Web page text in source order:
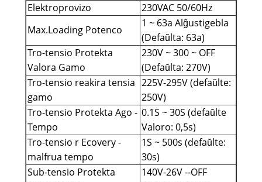
Elektroprovizo
230VAC 50/60Hz
Max.Loading Potenco
1 ~ 63a Alĝustigebla
(Defaŭlta: 63a)
Tro-tensio Protekta
Valora Gamo
230V ~ 300 ~ OFF
(Defaŭlta: 270V)
Tro-tensio reakira tensia
gamo
225V-295V (defaŭlte:
250V)
Tro-tensio Protekta Ago -
Tempo
0.1S ~ 30S (defaŭlte
Valoro: 0,5s)
Tro-tensio r Ecovery -
malfrua tempo
1S ~ 500s (defaŭlte:
30s)
Sub-tensio Protekta
140V-26V --OFF